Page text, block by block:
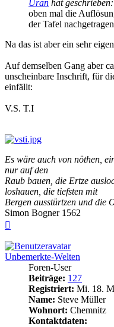
Uran hat geschrieben:
oben mal die
der Tafel
Na das ist aber ein sehr
Auf demselben Gang aber
unscheinbare Inschrift, für
einfällt:
V.S. T.I
Es wäre auch von nöthen,
nur auf den
Raub bauen, die Ertze
loshauen, die tiefsten mit
Bergen ausstürtzen und die
Simon Bogner 1562
Unbemerkte-Welten
Foren-User
Beiträge: 127
Registriert: Mi. 18.
Name: Steve Müller
Wohnort: Chemnitz
Kontaktdaten: